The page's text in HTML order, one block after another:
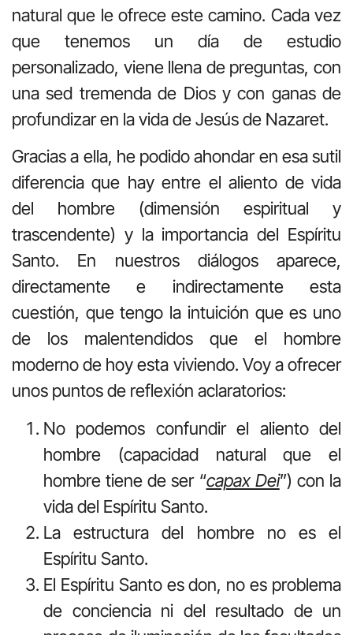
natural que le ofrece este camino. Cada vez
que tenemos un día de estudio
personalizado, viene llena de preguntas, con
una sed tremenda de Dios y con ganas de
profundizar en la vida de Jesús de Nazaret.
Gracias a ella, he podido ahondar en esa sutil
diferencia que hay entre el aliento de vida
del hombre (dimensión espiritual y
trascendente) y la importancia del Espíritu
Santo. En nuestros diálogos aparece,
directamente e indirectamente esta
cuestión, que tengo la intuición que es uno
de los malentendidos que el hombre
moderno de hoy esta viviendo. Voy a ofrecer
unos puntos de reflexión aclaratorios:
No podemos confundir el aliento del
hombre (capacidad natural que el
hombre tiene de ser “capax Dei”) con la
vida del Espíritu Santo.
La estructura del hombre no es el
Espíritu Santo.
El Espíritu Santo es don, no es problema
de conciencia ni del resultado de un